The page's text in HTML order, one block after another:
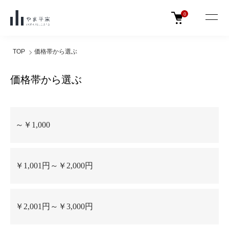
0
TOP 価格帯から選ぶ
価格帯から選ぶ
～￥1,000
￥1,001円～￥2,000円
￥2,001円～￥3,000円